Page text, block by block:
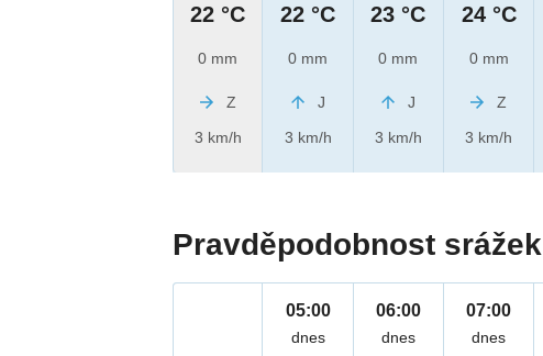
22 °C
0 mm
Z
3 km/h
22 °C
0 mm
J
3 km/h
23 °C
0 mm
J
3 km/h
24 °C
0 mm
Z
3 km/h
Pravděpodobnost
05:00
dnes
06:00
dnes
07:00
dnes